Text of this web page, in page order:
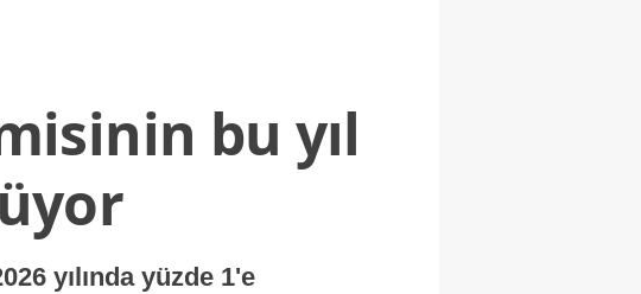
bu yıl
yılında yüzde 1'e